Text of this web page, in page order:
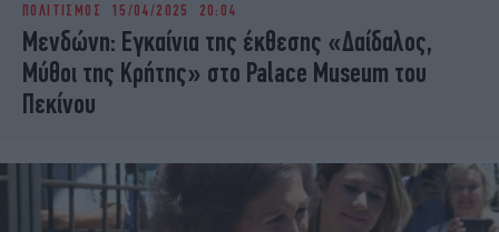
ΠΟΛΙΤΙΣΜΟΣ 15/04/2025 20:04
Μενδώνη: Εγκαίνια της έκθεσης «Δαίδαλος,
Μύθοι της Κρήτης» στο Palace Museum του
Πεκίνου